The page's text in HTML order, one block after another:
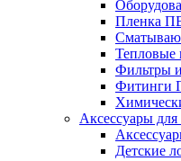
Пленка
Тепловые
Фильтры
Фитинги
Аксессуары для
Детские